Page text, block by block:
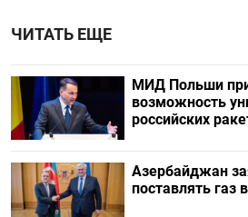
ЧИТАТЬ ЕЩЕ
МИД Польши
возможность
российских
Азербайджан
поставлять газ